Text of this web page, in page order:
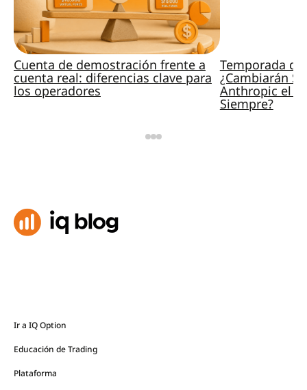
Cuenta de demostración frente a
cuenta real: diferencias clave para
los operadores
Temporada de
¿Cambiarán
Anthropic el
Siempre?
Ir a IQ Option
Educación de Trading
Plataforma